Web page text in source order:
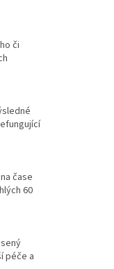
či
čase
60
péče a